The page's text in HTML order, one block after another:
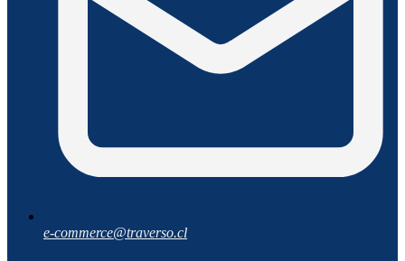
e-commerce@traverso.cl